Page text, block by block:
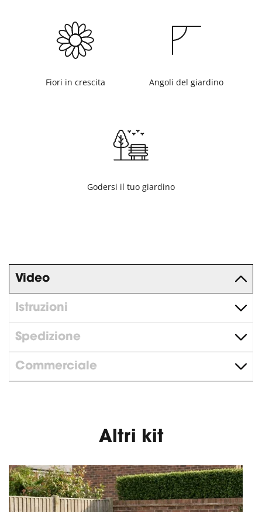
Fiori in crescita Angoli del giardino
Godersi il tuo giardino
Video
Istruzioni
Spedizione
Commerciale
Altri kit